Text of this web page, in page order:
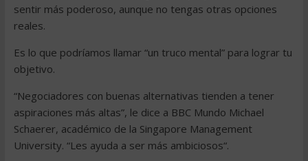
sentir más poderoso, aunque no tengas otras opciones
reales.
Es lo que podríamos llamar “un truco mental” para lograr tu
objetivo.
“Negociadores con buenas alternativas tienden a tener
aspiraciones más altas”, le dice a BBC Mundo Michael
Schaerer, académico de la Singapore Management
University. “Les ayuda a ser más ambiciosos“.